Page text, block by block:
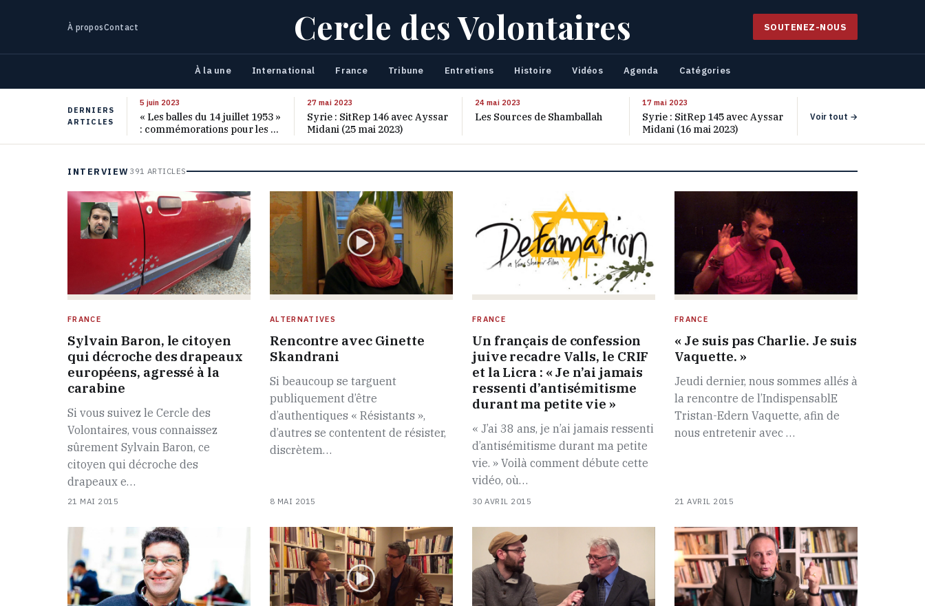
À proposContact Cercle des Volontaires SOUTENEZ-NOUS
À la une International France Tribune Entretiens Histoire Vidéos Agenda Catégories
DERNIERS
ARTICLES
5 juin 2023
« Les balles du 14 juillet 1953 »
: commémorations pour les 70
ans de ce massacre oublié
27 mai 2023
Syrie : SitRep 146 avec Ayssar
Midani (25 mai 2023)
24 mai 2023
Les Sources de Shamballah
17 mai 2023
Syrie : SitRep 145 avec Ayssar
Midani (16 mai 2023)
Voir tout →
INTERVIEW 391 ARTICLES
FRANCE
Sylvain Baron, le citoyen
qui décroche des drapeaux
européens, agressé à la
carabine
Si vous suivez le Cercle des
Volontaires, vous connaissez
sûrement Sylvain Baron, ce
citoyen qui décroche des
drapeaux e…
21 MAI 2015
ALTERNATIVES
Rencontre avec Ginette
Skandrani
Si beaucoup se targuent
publiquement d’être
d’authentiques « Résistants »,
d’autres se contentent de résister,
discrètem…
8 MAI 2015
FRANCE
Un français de confession
juive recadre Valls, le CRIF
et la Licra : « Je n’ai jamais
ressenti d’antisémitisme
durant ma petite vie »
« J’ai 38 ans, je n’ai jamais ressenti
d’antisémitisme durant ma petite
vie. » Voilà comment débute cette
vidéo, où…
30 AVRIL 2015
FRANCE
« Je suis pas Charlie. Je suis
Vaquette. »
Jeudi dernier, nous sommes allés à
la rencontre de l’IndispensablE
Tristan-Edern Vaquette, afin de
nous entretenir avec …
21 AVRIL 2015